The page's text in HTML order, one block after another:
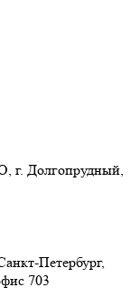
г. Долгопрудный,
Петербург,
703